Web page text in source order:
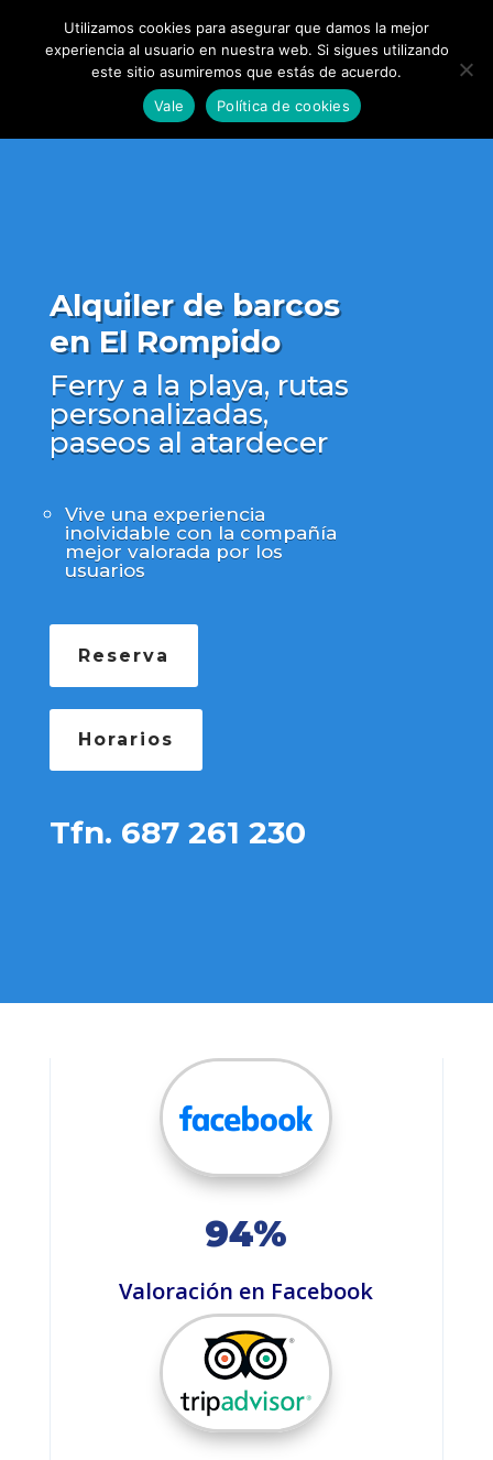
Alquiler de barcos
en El Rompido
Ferry a la playa, rutas
personalizadas,
paseos al atardecer
Vive una experiencia
inolvidable con la compañía
mejor valorada por los
usuarios
Reserva
Horarios
Tfn. 687 261 230
94%
Valoración en Facebook
Utilizamos cookies para asegurar que damos la mejor
experiencia al usuario en nuestra web. Si sigues utilizando
este sitio asumiremos que estás de acuerdo.
Vale
Política de cookies